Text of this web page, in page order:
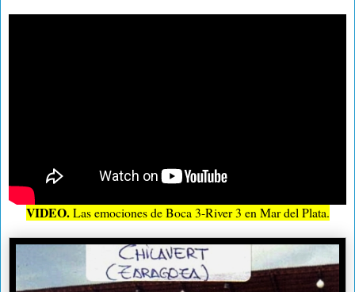
VIDEO.Las emociones de Boca 3-River 3 en Mar del Plata.